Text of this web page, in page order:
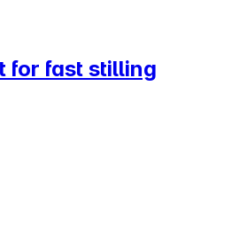
for fast stilling